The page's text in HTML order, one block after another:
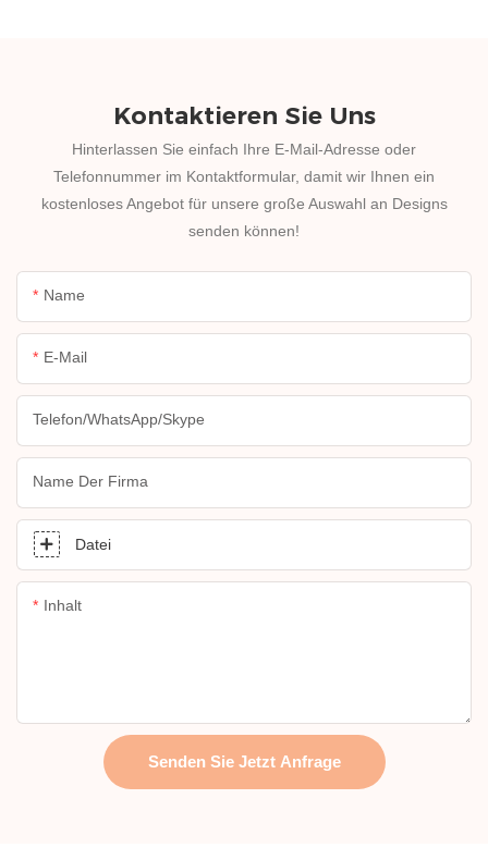
Kontaktieren Sie Uns
Hinterlassen Sie einfach Ihre E-Mail-Adresse oder
Telefonnummer im Kontaktformular, damit wir Ihnen ein
kostenloses Angebot für unsere große Auswahl an Designs
senden können!
Name
E-Mail
Telefon/WhatsApp/Skype
Name Der Firma
Datei
Inhalt
Senden Sie Jetzt Anfrage